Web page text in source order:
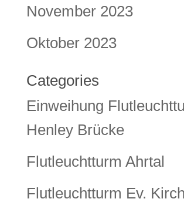
November 2023
Oktober 2023
Categories
Einweihung
Henley Brücke
Flutleuchtturm Ahrtal
Flutleuchtturm Ev.